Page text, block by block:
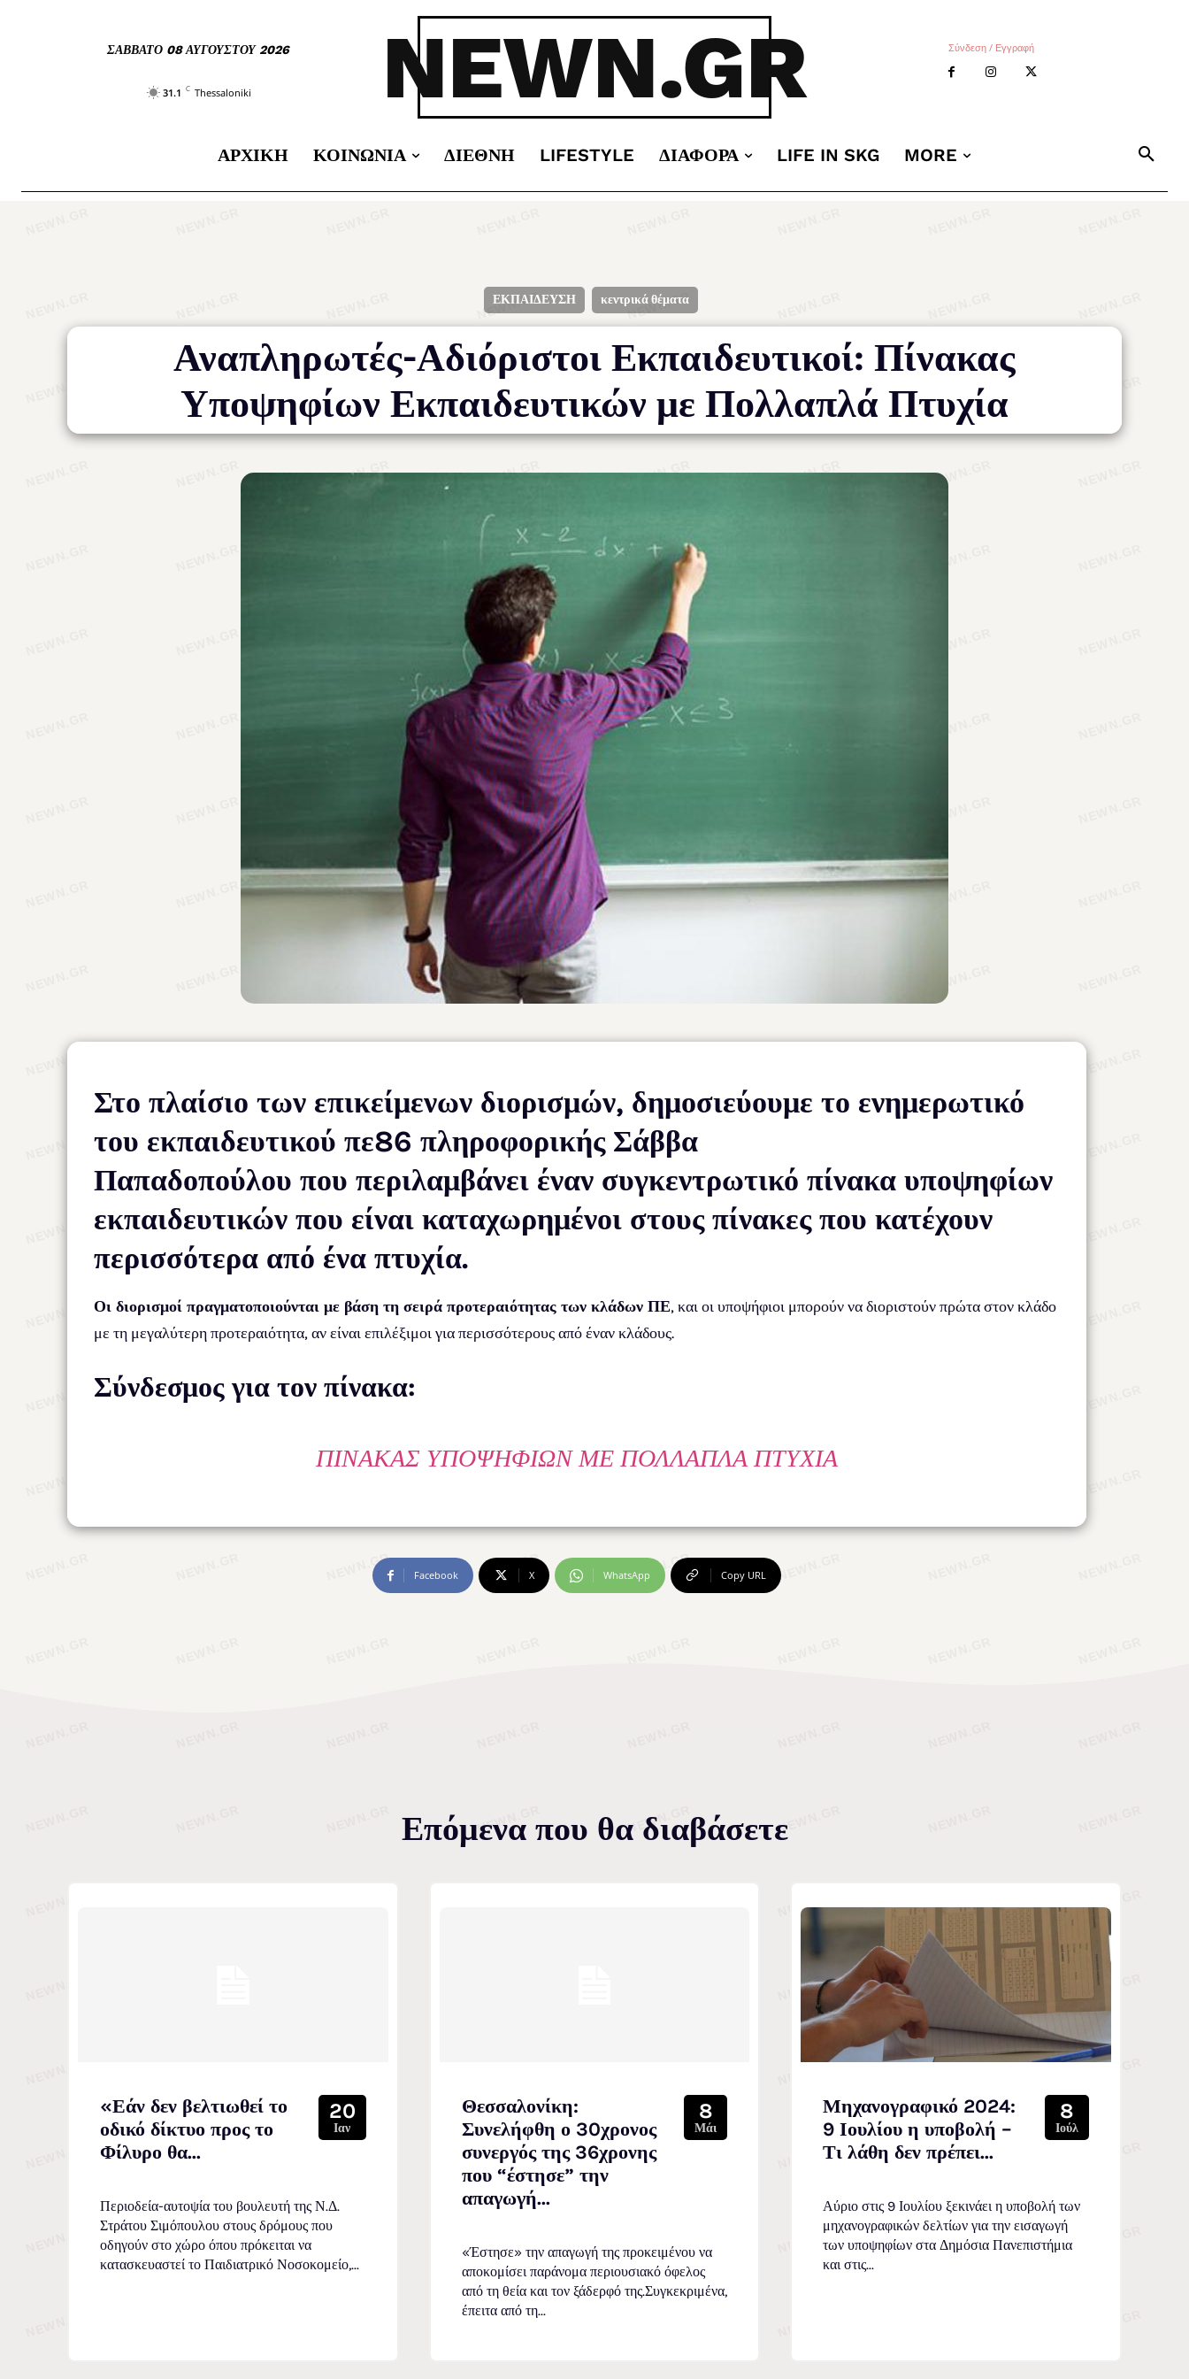
ΣΆΒΒΑΤΟ 08 ΑΥΓΟΎΣΤΟΥ 2026
31.1 C Thessaloniki NEWN.GR Σύνδεση / Εγγραφή
ΑΡΧΙΚΉ ΚΟΙΝΩΝΊΑ ΔΙΕΘΝΉ LIFESTYLE ΔΙΆΦΟΡΑ LIFE IN SKG MORE
ΕΚΠΑΙΔΕΥΣΗ κεντρικά θέματα
Αναπληρωτές-Αδιόριστοι Εκπαιδευτικοί: Πίνακας
Υποψηφίων Εκπαιδευτικών με Πολλαπλά Πτυχία
Στο πλαίσιο των επικείμενων διορισμών, δημοσιεύουμε το ενημερωτικό
του εκπαιδευτικού πε86 πληροφορικής Σάββα
Παπαδοπούλου που περιλαμβάνει έναν συγκεντρωτικό πίνακα υποψηφίων
εκπαιδευτικών που είναι καταχωρημένοι στους πίνακες που κατέχουν
περισσότερα από ένα πτυχία.
Οι διορισμοί πραγματοποιούνται με βάση τη σειρά προτεραιότητας των κλάδων ΠΕ, και οι υποψήφιοι μπορούν να διοριστούν πρώτα στον κλάδο
με τη μεγαλύτερη προτεραιότητα, αν είναι επιλέξιμοι για περισσότερους από έναν κλάδους.
Σύνδεσμος για τον πίνακα:
ΠΊΝΑΚΑΣ ΥΠΟΨΗΦΊΩΝ ΜΕ ΠΟΛΛΑΠΛΆ ΠΤΥΧΊΑ
Facebook X WhatsApp Copy URL
Επόμενα που θα διαβάσετε
«Εάν δεν βελτιωθεί το
οδικό δίκτυο προς το
Φίλυρο θα...
20
Ιαν
Περιοδεία-αυτοψία του βουλευτή της Ν.Δ.
Στράτου Σιμόπουλου στους δρόμους που
οδηγούν στο χώρο όπου πρόκειται να
κατασκευαστεί το Παιδιατρικό Νοσοκομείο,...
Θεσσαλονίκη:
Συνελήφθη ο 30χρονος
συνεργός της 36χρονης
που “έστησε” την
απαγωγή...
8
Μάι
«Έστησε» την απαγωγή της προκειμένου να
αποκομίσει παράνομα περιουσιακό όφελος
από τη θεία και τον ξάδερφό της.Συγκεκριμένα,
έπειτα από τη...
Μηχανογραφικό 2024:
9 Ιουλίου η υποβολή –
Τι λάθη δεν πρέπει...
8
Ιούλ
Αύριο στις 9 Ιουλίου ξεκινάει η υποβολή των
μηχανογραφικών δελτίων για την εισαγωγή
των υποψηφίων στα Δημόσια Πανεπιστήμια
και στις...